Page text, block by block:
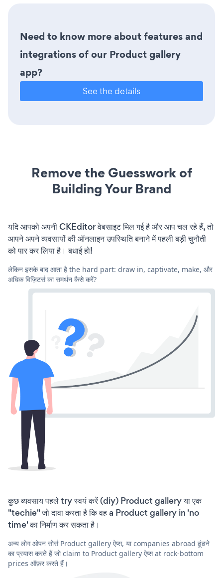
Need to know more about features and
integrations of our Product gallery
app?
See the details
Remove the Guesswork of
Building Your Brand
यदि आपको अपनी CKEditor वेबसाइट मिल गई है और आप चल रहे हैं, तो
आपने अपने व्यवसायों की ऑनलाइन उपस्थिति बनाने में पहली बड़ी चुनौती
को पार कर लिया है। बधाई हो!
लेकिन इसके बाद आता है the hard part: draw in, captivate, make, और
अधिक विज़िटर्स का समर्थन कैसे करें?
कुछ व्यवसाय पहले try स्वयं करें (diy) Product gallery या एक
"techie" जो दावा करता है कि वह a Product gallery in 'no
time' का निर्माण कर सकता है।
अन्य लोग ओपन सोर्स Product gallery ऐप्स, या companies abroad ढूंढने
का प्रयास करते हैं जो claim to Product gallery ऐप्स at rock-bottom
prices ऑफ़र करते हैं।